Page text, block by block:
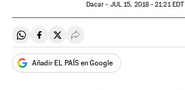
Dacar - JUL 15, 2018 - 21:21EDT
Compartir en Whatsapp
Compartir en Facebook
Compartir en Twitter
Desplegar Redes Sociales
Añadir EL PAÍS en Google